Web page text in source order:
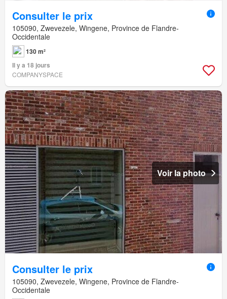
Consulter le prix
105090, Zwevezele, Wingene, Province de Flandre-
Occidentale
130 m²
Il y a 18 jours
COMPANYSPACE
Voir la photo
Consulter le prix
105090, Zwevezele, Wingene, Province de Flandre-
Occidentale